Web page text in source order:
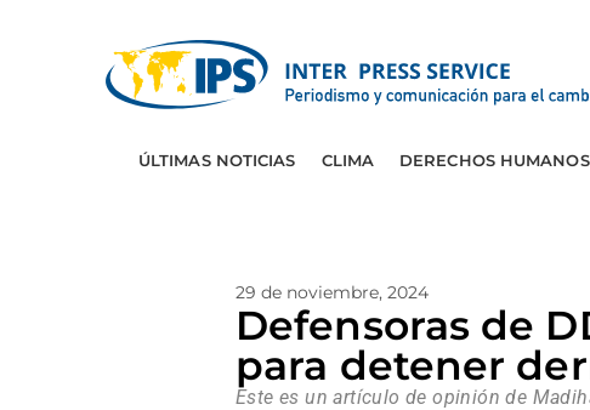
ÚLTIMAS NOTICIAS CLIMA DERECHOS HUMANOS
29 de noviembre, 2024
Defensoras de
para detener
Este es un artículo de opinión de